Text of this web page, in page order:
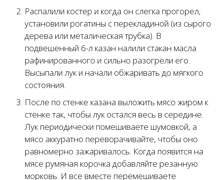
Распалили костер и когда он слегка прогорел,
установили рогатины с перекладиной (из сырого
дерева или металическая трубка). В
подвешенный 6-л казан налили стакан масла
рафинированного и сильно разогрели его.
Высыпали лук и начали обжаривать до мягкого
состояния.
После по стенке казана выложить мясо жиром к
стенке так, чтобы лук остался весь в середине.
Лук периодически помешиваете шумовкой, а
мясо аккуратно переворачивайте, чтобы оно
равномерно зажаривалось. Когда появится на
мясе румяная корочка добавляйте резанную
морковь. И все вместе перемешиваете